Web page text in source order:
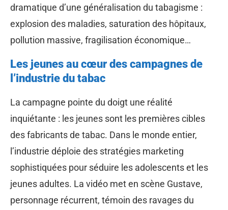
dramatique d’une généralisation du tabagisme :
explosion des maladies, saturation des hôpitaux,
pollution massive, fragilisation économique…
Les jeunes au cœur des campagnes de
l’industrie du tabac
La campagne pointe du doigt une réalité
inquiétante : les jeunes sont les premières cibles
des fabricants de tabac. Dans le monde entier,
l’industrie déploie des stratégies marketing
sophistiquées pour séduire les adolescents et les
jeunes adultes. La vidéo met en scène Gustave,
personnage récurrent, témoin des ravages du